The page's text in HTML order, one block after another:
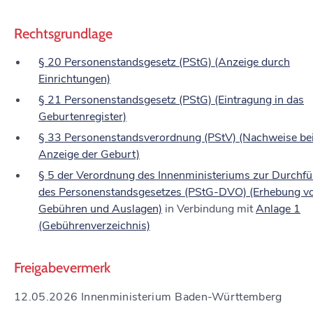
Rechtsgrundlage
§ 20 Personenstandsgesetz (PStG) (Anzeige durch
Einrichtungen)
§ 21 Personenstandsgesetz (PStG) (Eintragung in das
Geburtenregister)
§ 33 Personenstandsverordnung (PStV) (Nachweise
Anzeige der Geburt)
§ 5 der Verordnung des Innenministeriums zur
des Personenstandsgesetzes (PStG-DVO) (Erhebung
Gebühren und Auslagen) in Verbindung mitAnlage 1
(Gebührenverzeichnis)
Freigabevermerk
12.05.2026 Innenministerium Baden-Württemberg